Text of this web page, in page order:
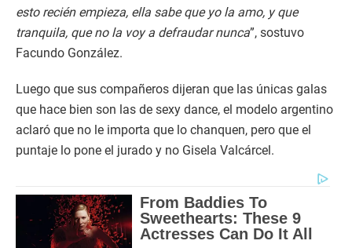
esto recién empieza, ella sabe que yo la amo, y que
tranquila, que no la voy a defraudar nunca”, sostuvo
Facundo González.
Luego que sus compañeros dijeran que las únicas galas
que hace bien son las de sexy dance, el modelo argentino
aclaró que no le importa que lo chanquen, pero que el
puntaje lo pone el jurado y no Gisela Valcárcel.